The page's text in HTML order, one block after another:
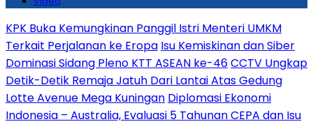
KPK Buka Kemungkinan Panggil Istri Menteri UMKM
Terkait Perjalanan ke Eropa Isu Kemiskinan dan Siber
Dominasi Sidang Pleno KTT ASEAN ke-46CCTV Ungkap
Detik-Detik Remaja Jatuh Dari Lantai Atas Gedung
Lotte Avenue Mega Kuningan Diplomasi Ekonomi
Indonesia – Australia, Evaluasi 5 Tahunan CEPA dan Isu